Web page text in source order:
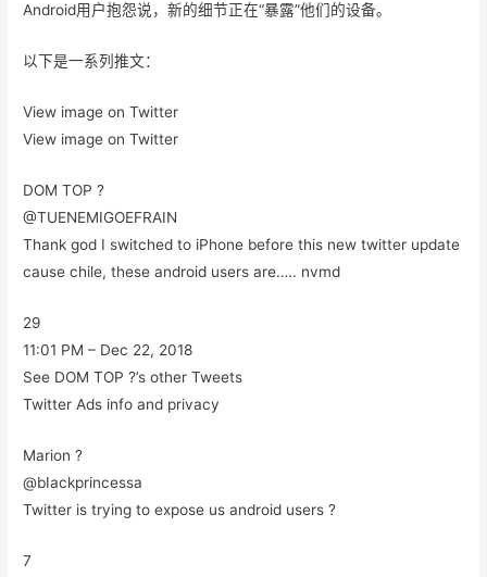
Android用户抱怨说，新的细节正在“暴露”他们的设备。
以下是一系列推文：
View image on Twitter
View image on Twitter
DOM TOP ?
@TUENEMIGOEFRAIN
Thank god I switched to iPhone before this new twitter update
cause chile, these android users are….. nvmd
29
11:01 PM – Dec 22, 2018
See DOM TOP ?’s other Tweets
Twitter Ads info and privacy
Marion ?
@bIackprincessa
Twitter is trying to expose us android users ?
7